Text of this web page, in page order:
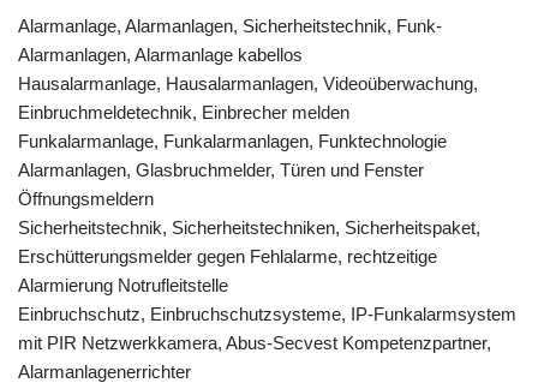
Alarmanlage, Alarmanlagen, Sicherheitstechnik, Funk-
Alarmanlagen, Alarmanlage kabellos
Hausalarmanlage, Hausalarmanlagen, Videoüberwachung,
Einbruchmeldetechnik, Einbrecher melden
Funkalarmanlage, Funkalarmanlagen, Funktechnologie
Alarmanlagen, Glasbruchmelder, Türen und Fenster
Öffnungsmeldern
Sicherheitstechnik, Sicherheitstechniken, Sicherheitspaket,
Erschütterungsmelder gegen Fehlalarme, rechtzeitige
Alarmierung Notrufleitstelle
Einbruchschutz, Einbruchschutzsysteme, IP-Funkalarmsystem
mit PIR Netzwerkkamera, Abus-Secvest Kompetenzpartner,
Alarmanlagenerrichter